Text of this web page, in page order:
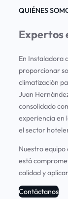
QUIÉNES
Expertos
En Instaladora
proporcionar
climatización
Juan
consolidado
experiencia en
el sector
Nuestro
está
calidad y
Contáctanos